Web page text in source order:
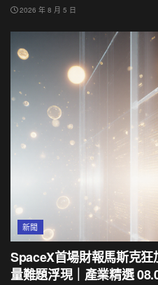
2026 年 8 月 5 日
新聞
SpaceX首場財報馬斯克
量難題浮現｜產業精選